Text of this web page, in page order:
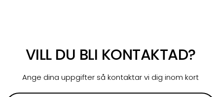
VILL DU BLI KONTAKTAD?
Ange dina uppgifter så kontaktar vi dig inom kort